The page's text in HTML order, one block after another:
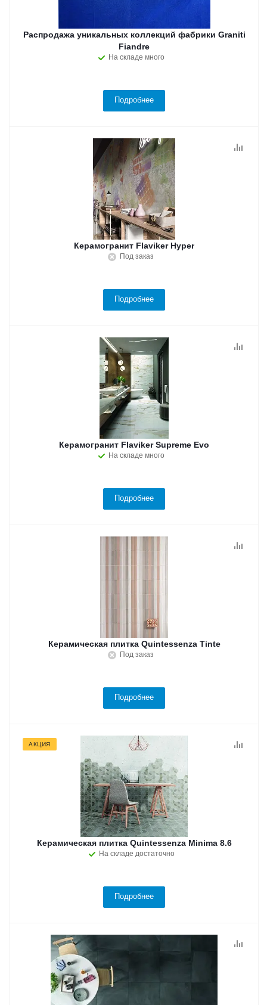
Распродажа уникальных коллекций фабрики Graniti
Fiandre
На складе много
Подробнее
Керамогранит Flaviker Hyper
Под заказ
Подробнее
Керамогранит Flaviker Supreme Evo
На складе много
Подробнее
Керамическая плитка Quintessenza Tinte
Под заказ
Подробнее
АКЦИЯ
Керамическая плитка Quintessenza Minima 8.6
На складе достаточно
Подробнее